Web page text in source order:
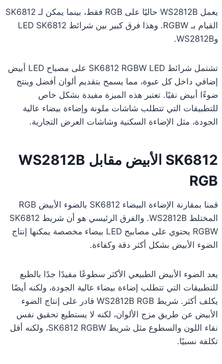
يعمل WS2812B حاليًا على RGB فقط، بينما يمكن لـ SK6812
القيام بـ RGBW. وهذا فرق كبير بين شرائط LED SK6812
وWS2812B.
تشتمل شرائط SK6812 RGBW LED على مصباح LED أبيض
إضافي داخل كل عبوة، مما يسمح بتقديم ألوان أفضل وينتج
ضوءًا أبيض نقيًا. تعتبر هذه الميزة مفيدة بشكل خاص
للتطبيقات التي تتطلب شاشات ملونة وإضاءة بيضاء عالية
الجودة، مثل الإضاءة السكنية وشاشات العرض التجارية.
SK6812 الأبيض مقابل WS2812B
RGB
قمنا بمقارنة الإضاءة البيضاء SK6812 بالضوء الأبيض RGB
المختلط WS2812B. والفرق الرئيسي هو أن شريط SK6812
RGBW يحتوي على مصابيح LED بيضاء مخصصة يمكنها إنتاج
الضوء الأبيض بشكل أكثر دقة وكفاءة.
يعد الضوء الأبيض الطبيعي الأكثر سطوعًا مفيدًا جدًا بالطبع
للتطبيقات التي تتطلب إضاءة بيضاء عالية الجودة، ولكنه أيضًا
يكلف أكثر. شريط WS2812B RGB قادر على إنتاج الضوء
الأبيض عن طريق مزج الألوان، لكنه لا يستطيع تحقيق نفس
نقاء اللون والسطوع مثل شريط SK6812 RGBW، ولكنه أقل
تكلفة نسبيًا.